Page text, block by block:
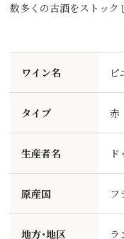
数多くの古酒をストック
ワイン名 ピ
タイプ 赤
生産者名 ド
原産国 フ
地方・地区 ラ